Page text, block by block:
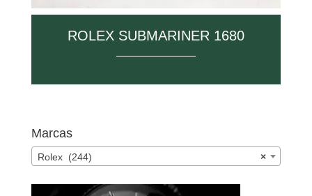
ROLEX SUBMARINER 1680
Marcas
×
Rolex (244)